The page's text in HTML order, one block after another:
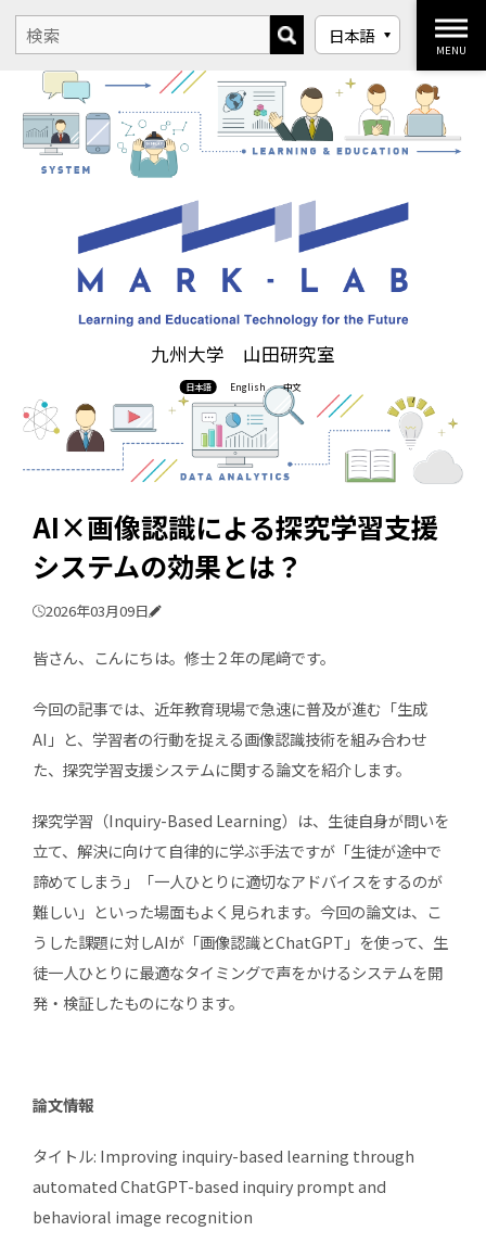
九州大学 山田研究室
日本語 English 中文
MENU
AI×画像認識による探究学習支援
システムの効果とは？
2026年03月09日
皆さん、こんにちは。修士２年の尾﨑です。
今回の記事では、近年教育現場で急速に普及が進む「生成
AI」と、学習者の行動を捉える画像認識技術を組み合わせ
た、探究学習支援システムに関する論文を紹介します。
探究学習（Inquiry-Based Learning）は、生徒自身が問いを
立て、解決に向けて自律的に学ぶ手法ですが「生徒が途中で
諦めてしまう」「一人ひとりに適切なアドバイスをするのが
難しい」といった場面もよく見られます。今回の論文は、こ
うした課題に対しAIが「画像認識とChatGPT」を使って、生
徒一人ひとりに最適なタイミングで声をかけるシステムを開
発・検証したものになります。
論文情報
タイトル: Improving inquiry-based learning through
automated ChatGPT-based inquiry prompt and
behavioral image recognition